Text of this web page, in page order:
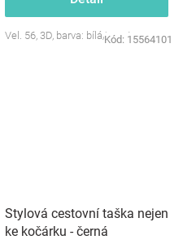
Vel. 56, 3D, barva: bílá/smetana
Kód: 15564101
Stylová cestovní taška nejen
ke kočárku - černá